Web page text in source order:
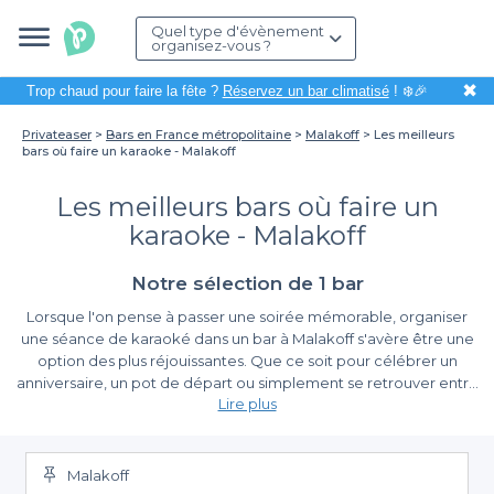
Quel type d'évènement
organisez-vous ?
Trop chaud pour faire la fête ? Réservez un bar climatisé! ❄️🎉 ✖
Privateaser Bars en France métropolitaine Malakoff
Les meilleurs
bars où faire un karaoke - Malakoff
Les meilleurs bars où faire un
karaoke - Malakoff
Notre sélection de 1 bar
Lorsque l'on pense à passer une soirée mémorable, organiser
une séance de karaoké dans un bar à Malakoff s'avère être une
option des plus réjouissantes. Que ce soit pour célébrer un
anniversaire, un pot de départ ou simplement se retrouver entre
amis, le karaoké crée une atmosphère festive où chacun peut
ambiance accueillante et ses établissements chaleureux, est
l'endroit idéal pour une telle activité.
Une réservation simplifiée et variée
Grâce àPrivateaser
Lire plus
Malakoff